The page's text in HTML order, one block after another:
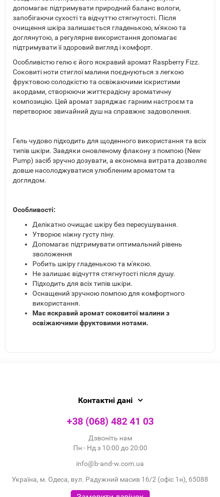
допомагає підтримувати природний баланс вологи,
запобігаючи сухості та відчуттю стягнутості. Після
очищення шкіра залишається гладенькою, м'якою та
доглянутою, а регулярне використання допомагає
підтримувати її здоровий вигляд і комфорт.
Особливістю гелю є його яскравий аромат Raspberry Fizz.
Соковиті ноти стиглої малини поєднуються з легкою
фруктовою солодкістю та освіжаючими іскристими
акордами, створюючи життєрадісну ароматичну
композицію. Цей аромат заряджає гарним настроєм та
перетворює звичайний душ на справжнє задоволення.
Гель чудово підходить для щоденного використання та всіх
типів шкіри. Завдяки оновленому флакону з помпою (New
Pump) засіб зручно дозувати, а економна витрата дозволяє
довше насолоджуватися улюбленим ароматом та
доглядом.
Особливості:
Делікатно очищає шкіру без пересушування.
Утворює ніжну густу піну.
Допомагає підтримувати оптимальний рівень
зволоження
Робить шкіру гладенькою та м'якою.
Не залишає відчуття стягнутості після душу.
Підходить для всіх типів шкіри.
Оснащений зручною помпою для комфортного
використання.
Має яскравий аромат соковитої малини з
освіжаючими фруктовими нотами.
Контактні дані
+38 (068) 482 41 03
Дзвоніть нам
Пн - Нд з 10:00 до 20:00
info@b-and-w.com.ua
Україна, м. Одеса, вул. Радужний масив 16/2 (офіс 1н), 65088